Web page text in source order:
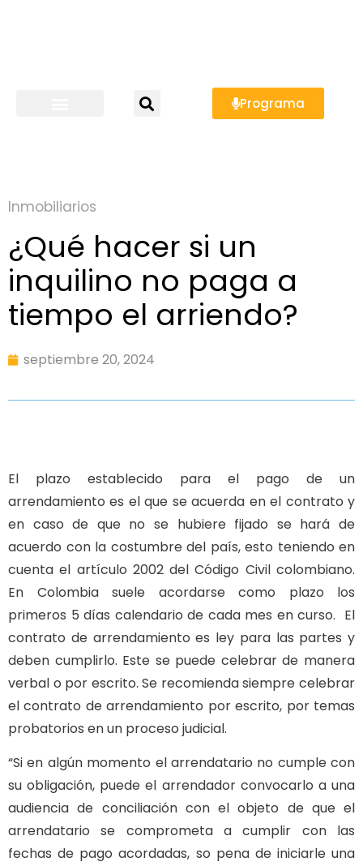
Programa
Inmobiliarios
¿Qué hacer si un
inquilino no paga a
tiempo el arriendo?
septiembre 20, 2024
El plazo establecido para el pago de un
arrendamiento es el que se acuerda en el contrato y
en caso de que no se hubiere fijado se hará de
acuerdo con la costumbre del país, esto teniendo en
cuenta el artículo 2002 del Código Civil colombiano.
En Colombia suele acordarse como plazo los
primeros 5 días calendario de cada mes en curso. El
contrato de arrendamiento es ley para las partes y
deben cumplirlo. Este se puede celebrar de manera
verbal o por escrito. Se recomienda siempre celebrar
el contrato de arrendamiento por escrito, por temas
probatorios en un proceso judicial.
“Si en algún momento el arrendatario no cumple con
su obligación, puede el arrendador convocarlo a una
audiencia de conciliación con el objeto de que el
arrendatario se comprometa a cumplir con las
fechas de pago acordadas, so pena de iniciarle una